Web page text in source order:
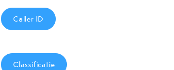
Caller ID
Classificatie